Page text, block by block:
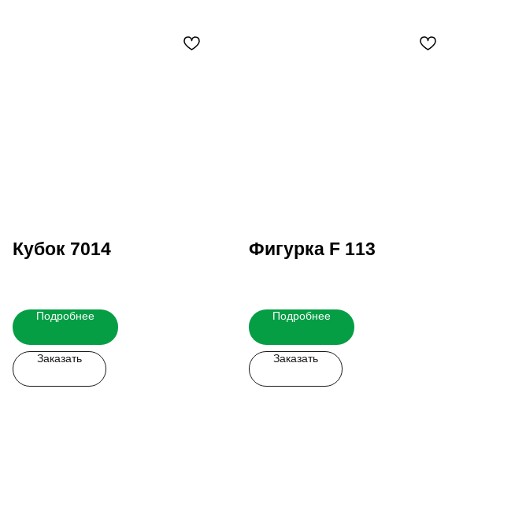
Кубок 7014
Подробнее
Заказать
Фигурка F 113
Подробнее
Заказать